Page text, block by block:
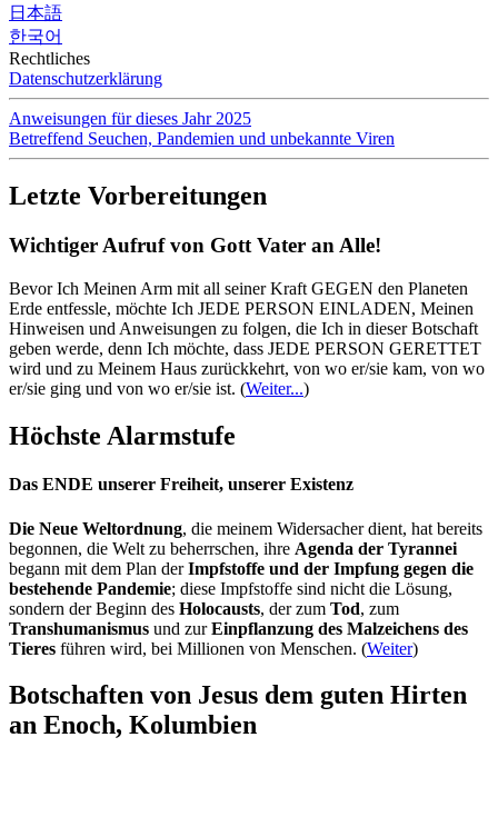
日本語
한국어
Rechtliches
Datenschutzerklärung
Anweisungen für dieses Jahr 2025
Betreffend Seuchen, Pandemien und unbekannte Viren
Letzte Vorbereitungen
Wichtiger Aufruf von Gott Vater an Alle!
Bevor Ich Meinen Arm mit all seiner Kraft GEGEN den Planeten
Erde entfessle, möchte Ich JEDE PERSON EINLADEN, Meinen
Hinweisen und Anweisungen zu folgen, die Ich in dieser Botschaft
geben werde, denn Ich möchte, dass JEDE PERSON GERETTET
wird und zu Meinem Haus zurückkehrt, von wo er/sie kam, von wo
er/sie ging und von wo er/sie ist. (Weiter...)
Höchste Alarmstufe
Das ENDE unserer Freiheit, unserer Existenz
Die Neue Weltordnung, die meinem Widersacher dient, hat bereits
begonnen, die Welt zu beherrschen, ihre Agenda der Tyrannei
begann mit dem Plan derImpfstoffe und der Impfung gegen die
bestehende Pandemie; diese Impfstoffe sind nicht die Lösung,
sondern der Beginn des Holocausts, der zum Tod, zum
Transhumanismus und zurEinpflanzung des Malzeichens des
Tieres führen wird, bei Millionen von Menschen. (Weiter)
Botschaften von Jesus dem guten Hirten
an Enoch, Kolumbien